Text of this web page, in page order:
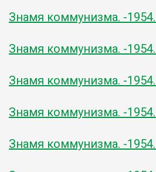
Знамя коммунизма. -
Знамя коммунизма. -
Знамя коммунизма. -
Знамя коммунизма. -
Знамя коммунизма. -